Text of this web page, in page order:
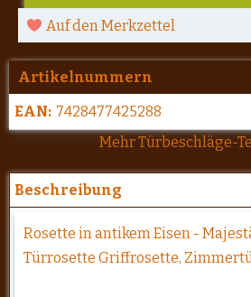
Auf den Merkzettel
Artikelnummern
EAN: 7428477425288
Mehr Türbeschläge-
Beschreibung
Rosette in antikem Eisen -
Türrosette Griffrosette,